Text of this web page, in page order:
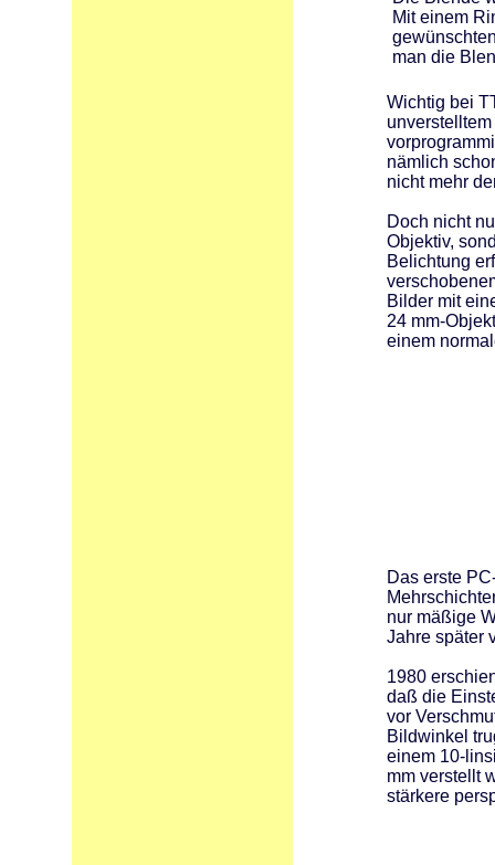
Mit einem
man die
Wichtig bei
nämlich
nicht mehr
Doch nicht
Objektiv,
Belichtung
Bilder mit
24 mm-
einem
Das erste
nur mäßige
Jahre später
1980
daß die
vor
Bildwinkel
einem 10-
mm verstellt
stärkere